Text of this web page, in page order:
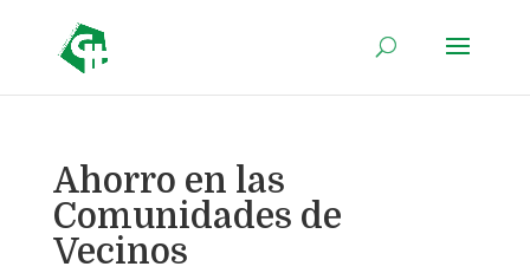
Ahorro en las
Comunidades de
Vecinos